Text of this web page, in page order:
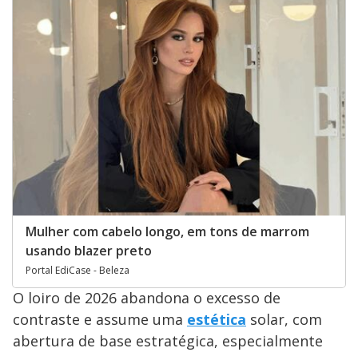
Mulher com cabelo longo, em tons de marrom
usando blazer preto
Portal EdiCase - Beleza
O loiro de 2026 abandona o excesso de
contraste e assume uma estética solar, com
abertura de base estratégica, especialmente